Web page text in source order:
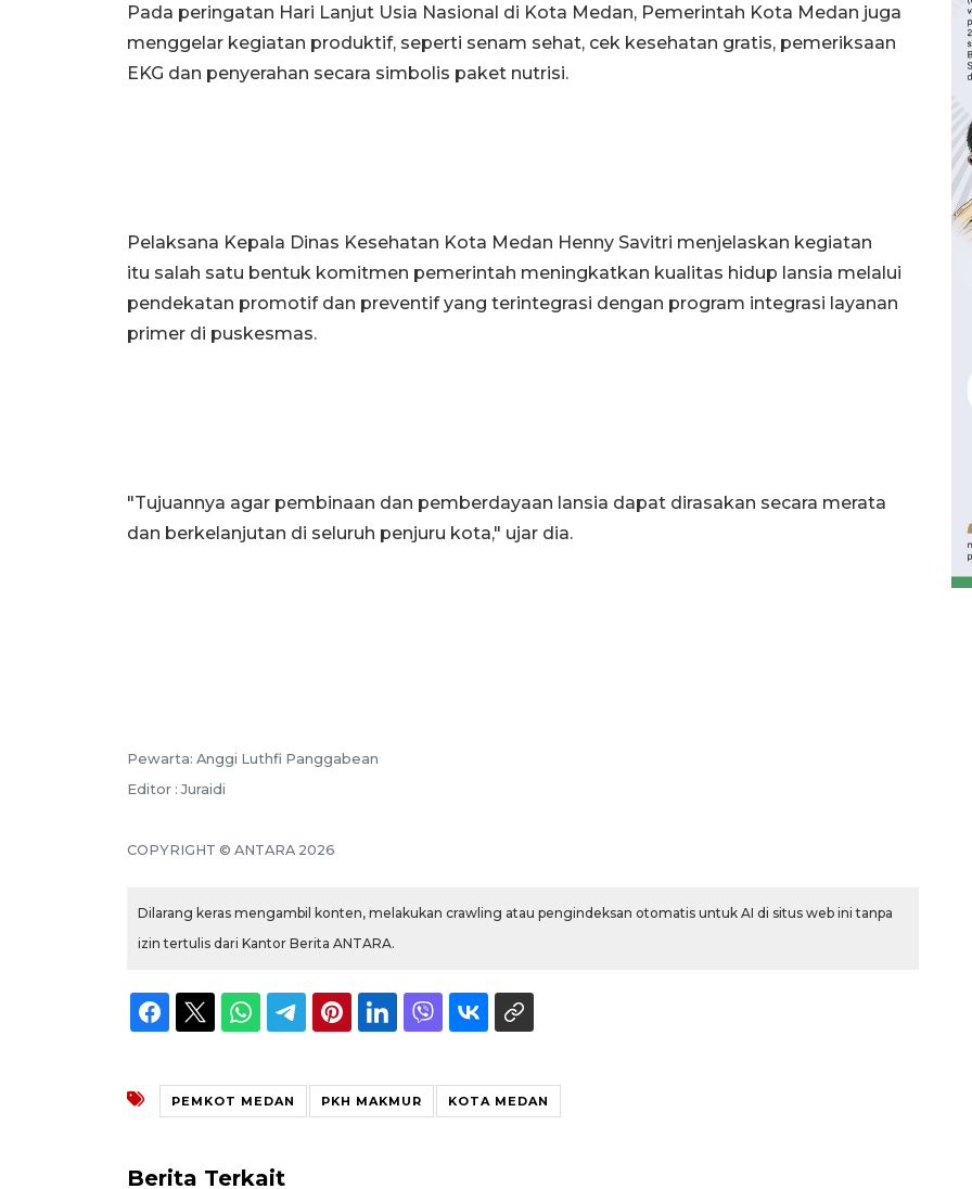
Pada peringatan Hari Lanjut Usia Nasional di Kota Medan, Pemerintah Kota Medan juga
menggelar kegiatan produktif, seperti senam sehat, cek kesehatan gratis, pemeriksaan
EKG dan penyerahan secara simbolis paket nutrisi.
Pelaksana Kepala Dinas Kesehatan Kota Medan Henny Savitri menjelaskan kegiatan
itu salah satu bentuk komitmen pemerintah meningkatkan kualitas hidup lansia melalui
pendekatan promotif dan preventif yang terintegrasi dengan program integrasi layanan
primer di puskesmas.
"Tujuannya agar pembinaan dan pemberdayaan lansia dapat dirasakan secara merata
dan berkelanjutan di seluruh penjuru kota," ujar dia.
Pewarta: Anggi Luthfi Panggabean
Editor : Juraidi
COPYRIGHT © ANTARA 2026
Dilarang keras mengambil konten, melakukan crawling atau pengindeksan otomatis untuk AI di situs web ini tanpa
izin tertulis dari Kantor Berita ANTARA.
PEMKOT MEDAN PKH MAKMUR KOTA MEDAN
Berita Terkait
Waspadai penyakit saat